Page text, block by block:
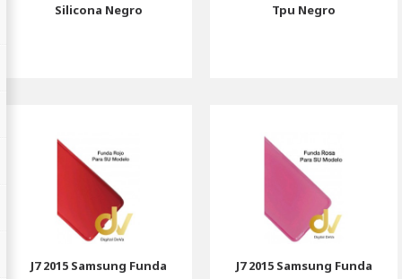
Silicona Negro
Tpu Negro
J7 2015 Samsung Funda
J7 2015 Samsung Funda